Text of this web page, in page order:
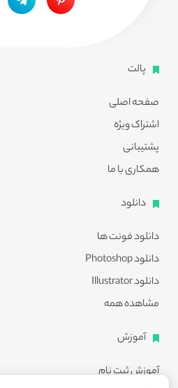
پالت
صفحه اصلی
اشتراک ویژه
پشتیبانی
همکاری با ما
دانلود
دانلود فونت ها
دانلود Photoshop
دانلود Illustrator
مشاهده همه
آموزش
آموزش ثبت نام